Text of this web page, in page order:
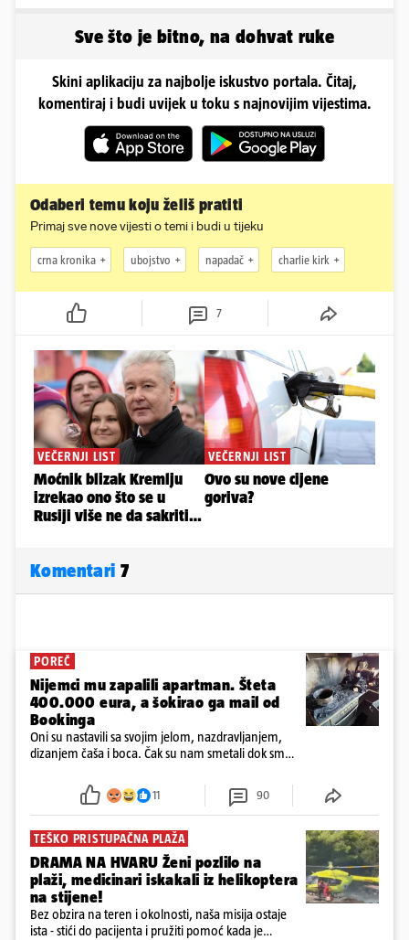
Sve što je bitno, na dohvat ruke
Skini aplikaciju za najbolje iskustvo portala. Čitaj,
komentiraj i budi uvijek u toku s najnovijim vijestima.
Odaberi temu koju želiš pratiti
Primaj sve nove vijesti o temi i budi u tijeku
crna kronika ubojstvo napadač charlie kirk
7
Komentari 7
POREČ
Nijemci mu zapalili apartman. Šteta
400.000 eura, a šokirao ga mail od
Bookinga
Oni su nastavili sa svojim jelom, nazdravljanjem,
dizanjem čaša i boca. Čak su nam smetali dok smo
požar, rekao je vlasnik
11 90
TEŠKO PRISTUPAČNA PLAŽA
DRAMA NA HVARU Ženi pozlilo na
plaži, medicinari iskakali iz helikoptera
na stijene!
Bez obzira na teren i okolnosti, naša misija ostaje
ista - stići do pacijenta i pružiti pomoć kada je